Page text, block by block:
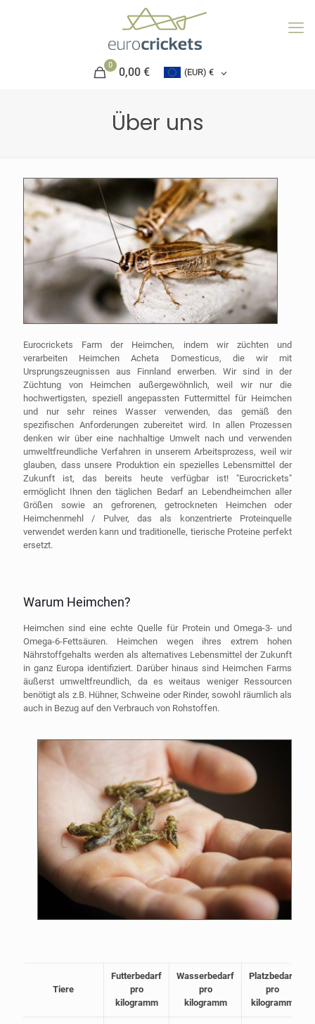
0
0,00 € (EUR) €
Über uns
Eurocrickets Farm der Heimchen, indem wir züchten und
verarbeiten Heimchen Acheta Domesticus, die wir mit
Ursprungszeugnissen aus Finnland erwerben. Wir sind in der
Züchtung von Heimchen außergewöhnlich, weil wir nur die
hochwertigsten, speziell angepassten Futtermittel für Heimchen
und nur sehr reines Wasser verwenden, das gemäß den
spezifischen Anforderungen zubereitet wird. In allen Prozessen
denken wir über eine nachhaltige Umwelt nach und verwenden
umweltfreundliche Verfahren in unserem Arbeitsprozess, weil wir
glauben, dass unsere Produktion ein spezielles Lebensmittel der
Zukunft ist, das bereits heute verfügbar ist! "Eurocrickets"
ermöglicht Ihnen den täglichen Bedarf an Lebendheimchen aller
Größen sowie an gefrorenen, getrockneten Heimchen oder
Heimchenmehl / Pulver, das als konzentrierte Proteinquelle
verwendet werden kann und traditionelle, tierische Proteine perfekt
ersetzt.
Warum Heimchen?
Heimchen sind eine echte Quelle für Protein und Omega-3- und
Omega-6-Fettsäuren. Heimchen wegen ihres extrem hohen
Nährstoffgehalts werden als alternatives Lebensmittel der Zukunft
in ganz Europa identifiziert. Darüber hinaus sind Heimchen Farms
äußerst umweltfreundlich, da es weitaus weniger Ressourcen
benötigt als z.B. Hühner, Schweine oder Rinder, sowohl räumlich als
auch in Bezug auf den Verbrauch von Rohstoffen.
Tiere
Futterbedarf
pro
kilogramm
Wasserbedarf
pro
kilogramm
Platzbedarf
pro
kilogramm